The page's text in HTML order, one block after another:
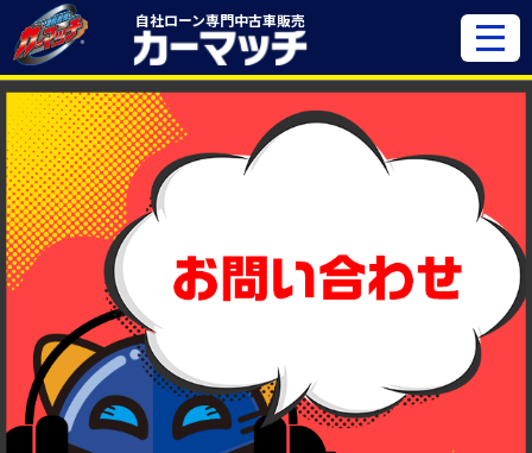
自社ローン専門中古車販売